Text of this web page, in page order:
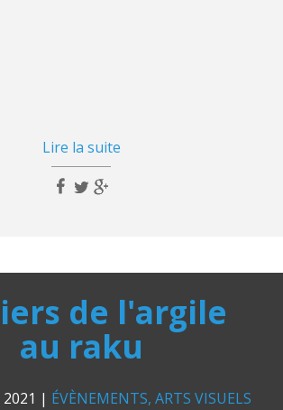
Lire la suite
de l'argile
au raku
| ÉVÈNEMENTS ARTS VISUELS